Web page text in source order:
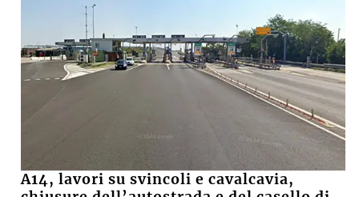
sostenere il progetto»
MARCO M.
VIDEO - Incendio nell'area della Recter a ridosso
della Stazione ecologica Hera di via Brenta
MARCOsu
Basket, il presidente della Virtus Davide Fiumi
lascia: «Ora potrà ambire a nuovi traguardi, ma
Crolla il muro di una casa abbandonata, grave
15enne